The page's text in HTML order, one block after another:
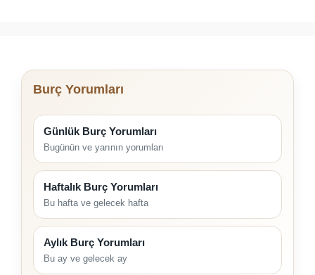
Burç Yorumları
Günlük Burç Yorumları
Bugünün ve yarının yorumları
Haftalık Burç Yorumları
Bu hafta ve gelecek hafta
Aylık Burç Yorumları
Bu ay ve gelecek ay